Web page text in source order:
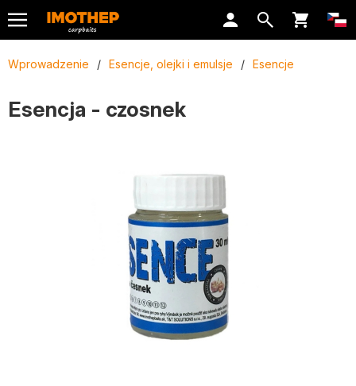
Wprowadzenie / Esencje, olejki i emulsje / Esencje
Esencja - czosnek